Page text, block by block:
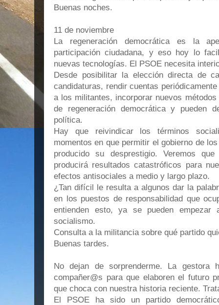
Buenas noches.
11 de noviembre
La regeneración democrática es la
participación ciudadana, y eso hoy lo
nuevas tecnologías. El PSOE necesita
Desde posibilitar la elección directa de
candidaturas, rendir cuentas
a los militantes, incorporar nuevos
de regeneración democrática y pueden
política.
Hay que reivindicar los términos
momentos en que permitir el gobierno de
producido su desprestigio. Veremos
producirá resultados catastróficos para
efectos antisociales a medio y largo plazo.
¿Tan difícil le resulta a algunos dar la
en los puestos de responsabilidad que
entienden esto, ya se pueden empezar
socialismo.
Consulta a la militancia sobre qué partido
Buenas tardes.
No dejan de sorprenderme. La gestora
compañer@s para que elaboren el futuro
que choca con nuestra historia reciente.
El PSOE ha sido un partido